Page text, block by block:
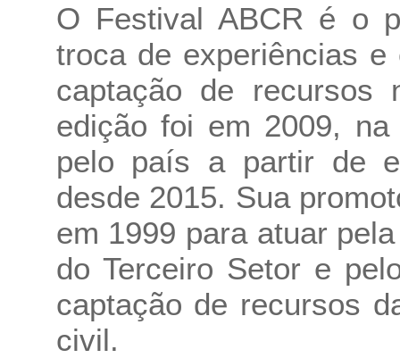
O Festival ABCR é o
troca de experiências
captação de recursos
edição foi em 2009,
pelo país a partir de
desde 2015. Sua
em 1999 para atuar
do Terceiro Setor e
captação de recursos
civil.